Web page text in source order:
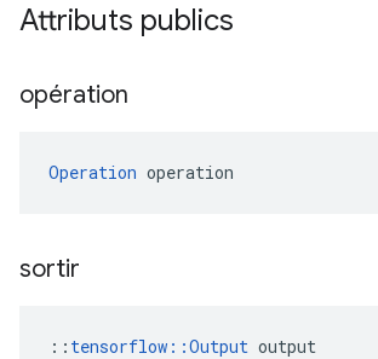
Attributs publics
opération
Operation operation
sortir
:: tensorflow::Output output